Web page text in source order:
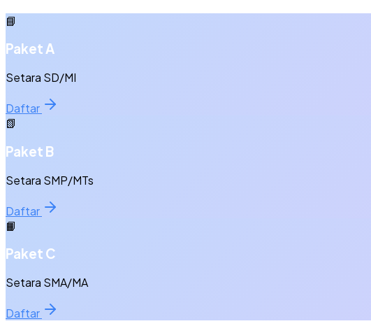
📘
Paket A
Setara SD/MI
Daftar
📗
Paket B
Setara SMP/MTs
Daftar
📙
Paket C
Setara SMA/MA
Daftar